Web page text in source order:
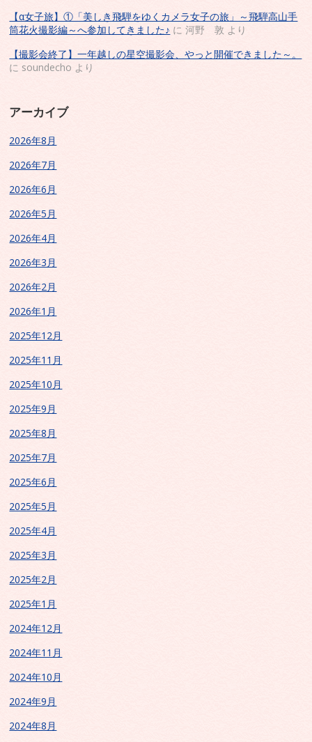
【α女子旅】①「美しき飛騨をゆくカメラ女子の旅」～飛騨高山手
筒花火撮影編～へ参加してきました♪ に河野 敦 より
【撮影会終了】一年越しの星空撮影会、やっと開催できました～。
に soundecho より
アーカイブ
2026年8月
2026年7月
2026年6月
2026年5月
2026年4月
2026年3月
2026年2月
2026年1月
2025年12月
2025年11月
2025年10月
2025年9月
2025年8月
2025年7月
2025年6月
2025年5月
2025年4月
2025年3月
2025年2月
2025年1月
2024年12月
2024年11月
2024年10月
2024年9月
2024年8月